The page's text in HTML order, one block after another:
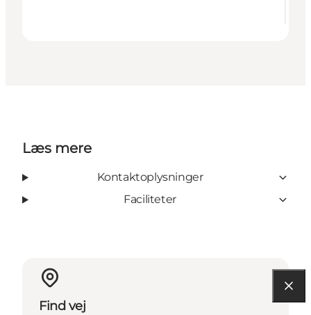
Læs mere
Kontaktoplysninger
Faciliteter
Find vej